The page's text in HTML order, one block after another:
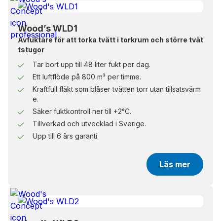
ytterligare förbättra torkförhållandena, särskilt i
kallare miljöer.
Smart installation ger bättre
resultat
WLD1H monteras så utblåset riktas längs med
tvättlinorna och tvätten. För bästa torkeffekt
monteras det medföljande väggfästet nära
tvättlinorna. Den levereras även med ett avtagbart
displayskydd, vilket gör det möjligt att välja om
boenden ska kunna ändra inställningar eller om
torkningen ska ske genom förinställda inställningar
från fastighetsägaren. WLD1H levereras utan
stickpropp och behöver installeras av behörig
elektriker. För enklast möjliga användning kopplas
den med fördel till en timer som styr längden på
torktiden.
Wood’s WLD1
Avfuktare för att torka tvätt i torkrum och större tvät
tstugor
Tar bort upp till 48 liter fukt per dag.
Ett luftflöde på 800 m³ per timme.
Kraftfull fläkt som blåser tvätten torr utan tillsatsvärm
e.
Säker fuktkontroll ner till +2°C.
Tillverkad och utvecklad i Sverige.
Upp till 6 års garanti.
Läs mer